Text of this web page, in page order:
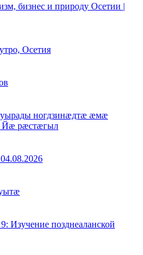
бизнес и природу Осетии |
Осетия
ногдзинæдтæ æмæ
Йæ рæстæгыл
Изучение позднеаланской